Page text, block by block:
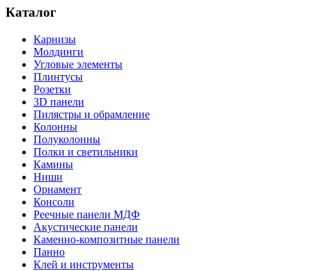
Каталог
Карнизы
Молдинги
Угловые элементы
Плинтусы
Розетки
3D панели
Пилястры и обрамление
Колонны
Полуколонны
Полки и светильники
Камины
Ниши
Орнамент
Консоли
Реечные панели МДФ
Акустические панели
Каменно-композитные панели
Панно
Клей и инструменты